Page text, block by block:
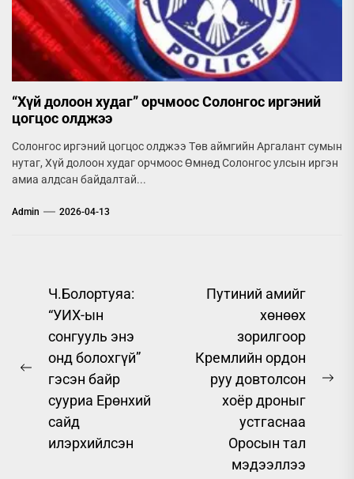
“Хүй долоон худаг” орчмоос Солонгос иргэний
цогцос олджээ
Солонгос иргэний цогцос олджээ Төв аймгийн Аргалант сумын
нутаг, Хүй долоон худаг орчмоос Өмнөд Солонгос улсын иргэн
амиа алдсан байдалтай...
Admin 2026-04-13
Post
navigation
Previous
post:
Ч.Болортуяа:
“УИХ-ын
сонгууль энэ
онд болохгүй”
гэсэн байр
сууриа Ерөнхий
сайд
илэрхийлсэн
Путиний амийг
хөнөөх
зорилгоор
Кремлийн ордон
руу довтолсон
хоёр дроныг
устгаснаа
Оросын тал
мэдээллээ